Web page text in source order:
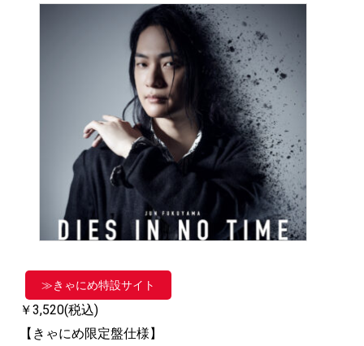
≫きゃにめ特設サイト
￥3,520(税込)
【きゃにめ限定盤仕様】